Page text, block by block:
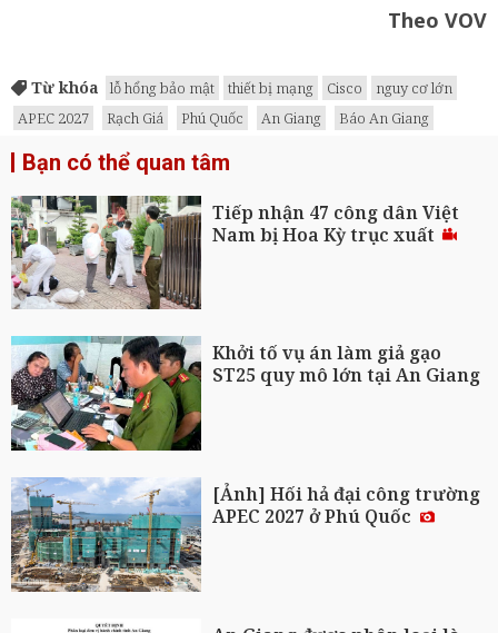
Theo VOV
Từ khóa lỗ hổng bảo mật thiết bị mạng Cisco
nguy cơ lớn
APEC 2027
Rạch Giá Phú Quốc An Giang Báo An Giang
Bạn có thể quan tâm
Tiếp nhận 47 công dân Việt
Nam bị Hoa Kỳ trục xuất
Khởi tố vụ án làm giả gạo
ST25 quy mô lớn tại An Giang
[Ảnh] Hối hả đại công trường
APEC 2027 ở Phú Quốc